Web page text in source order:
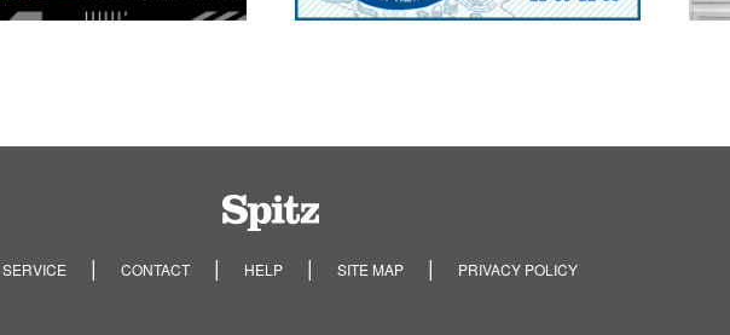
CONTACT HELP SITE MAP PRIVACY POLICY